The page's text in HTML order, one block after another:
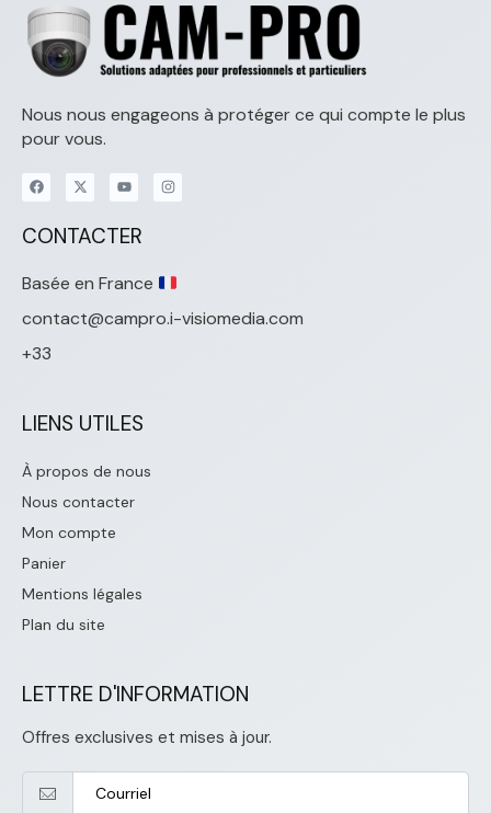
Nous nous engageons à protéger ce qui compte le plus
pour vous.
CONTACTER
Basée en France
contact@campro.i-visiomedia.com
+33
LIENS UTILES
À propos de nous
Nous contacter
Mon compte
Panier
Mentions légales
Plan du site
LETTRE D'INFORMATION
Offres exclusives et mises à jour.